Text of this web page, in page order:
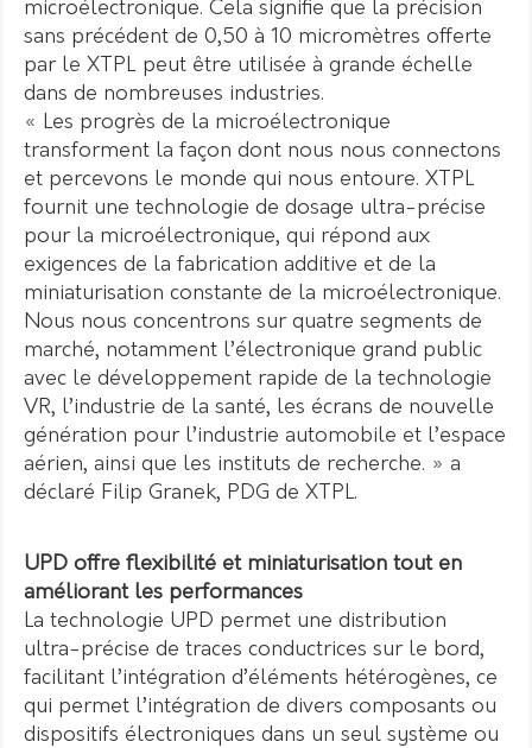
microélectronique. Cela signifie que la précision
sans précédent de 0,50 à 10 micromètres offerte
par le XTPL peut être utilisée à grande échelle
dans de nombreuses industries.
« Les progrès de la microélectronique
transforment la façon dont nous nous connectons
et percevons le monde qui nous entoure. XTPL
fournit une technologie de dosage ultra-précise
pour la microélectronique, qui répond aux
exigences de la fabrication additive et de la
miniaturisation constante de la microélectronique.
Nous nous concentrons sur quatre segments de
marché, notamment l’électronique grand public
avec le développement rapide de la technologie
VR, l’industrie de la santé, les écrans de nouvelle
génération pour l’industrie automobile et l’espace
aérien, ainsi que les instituts de recherche. » a
déclaré Filip Granek, PDG de XTPL.
UPD offre flexibilité et miniaturisation tout en
améliorant les performances
La technologie UPD permet une distribution
ultra-précise de traces conductrices sur le bord,
facilitant l’intégration d’éléments hétérogènes, ce
qui permet l’intégration de divers composants ou
dispositifs électroniques dans un seul système ou